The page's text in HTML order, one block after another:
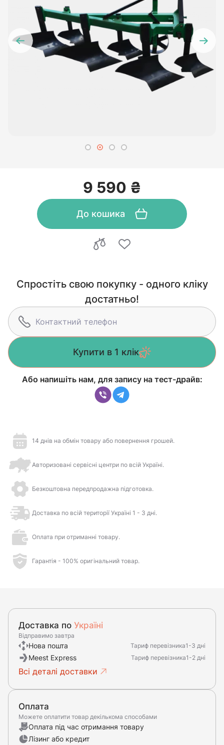
9 590 ₴
До кошика
Спростіть свою покупку - одного кліку
достатньо!
Купити в 1 клік
Або напишіть нам, для запису на тест-драйв:
14 днів на обмін товару або повернення грошей.
Авторизовані сервісні центри по всій Україні.
Безкоштовна передпродажна підготовка.
Доставка по всій території Україні 1 - 3 дні.
Оплата при отриманні товару.
Гарантія - 100% оригінальний товар.
Доставка по Україні
Відправимо завтра
Нова пошта Тариф перевізника1-3 дні
Meest Express Тариф перевізника1-2 дні
Всі деталі доставки
Оплата
Можете оплатити товар декількома способами
Оплата під час отримання товару
Лізинг або кредит